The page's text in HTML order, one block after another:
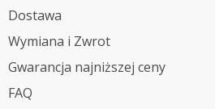
Dostawa
Wymiana i Zwrot
Gwarancja najniższej ceny
FAQ